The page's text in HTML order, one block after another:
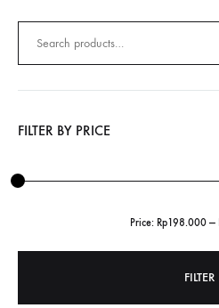
FILTER BY PRICE
FILTER
Price: Rp198.000 —